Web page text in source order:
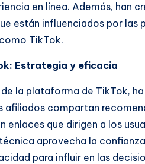
en línea. Además, han
están influenciados por
TikTok.
Estrategia y eficacia
la plataforma de TikTok,
afiliados compartan
que dirigen a los
aprovecha la
para influir en las